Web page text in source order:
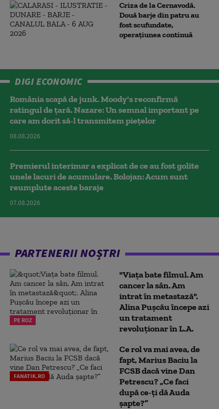
Criza de la Cernavodă.
Două barje din patru au
fost scufundate,
operațiunea continuă
DIGI ECONOMIC
România scapă de junk. Moody's reconfirmă
ratingul de țară. Nazare: Un semnal important pe
care am dorit să-l transmitem piețelor
08.08.2026
Premierul interimar a explicat de ce au fost golite
unele lacuri de acumulare. Bolojan: Acum sunt
reumplute aceste baraje
07.08.2026
PARTENERII NOȘTRI
PE ROZ
"Viața bate filmul. Am
cancer la sân. Am
intrat în metastază".
Alina Pușcău începe azi
un tratament
revoluționar în L.A.
FANATIK.RO
Ce rol va mai avea, de
fapt, Marius Baciu la
FCSB dacă vine Dan
Petrescu? „Ce faci
după ce-ți dă Auda
șapte?”